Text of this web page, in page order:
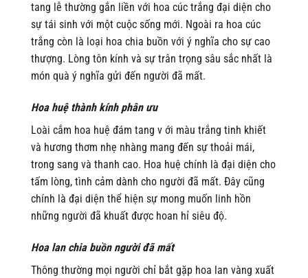
tang lễ thường gắn liền với hoa cúc trắng đại diện cho
sự tái sinh với một cuộc sống mới. Ngoài ra hoa cúc
trắng còn là loại hoa chia buồn với ý nghĩa cho sự cao
thượng. Lòng tôn kính và sự trân trọng sâu sắc nhất là
món quà ý nghĩa gửi đến người đã mất.
Hoa huệ thành kính phân ưu
Loài cắm hoa huệ đám tang v ới màu trắng tinh khiết
và hương thơm nhẹ nhàng mang đến sự thoải mái,
trong sang và thanh cao. Hoa huệ chính là đại diện cho
tấm lòng, tình cảm dành cho người đã mất. Đây cũng
chính là đại diện thể hiện sự mong muốn linh hồn
những người đã khuất được hoan hỉ siêu độ.
Hoa lan chia buồn người đã mất
Thông thường mọi người chỉ bắt gặp hoa lan vàng xuất